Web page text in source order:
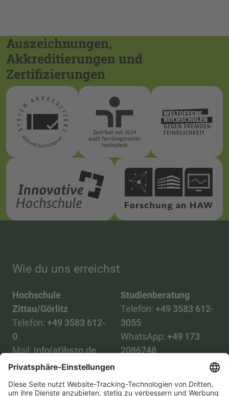
Auszeichnungen,
Akkreditierungen und
Zertifizierungen
Wie du uns erreichst
Hochschule
Zittau/Görlitz
Telefon: +49 3583 612-
0
Mail: info(at)hszg.de
Studienberatung
Telefon: +49 3583 612-
3055
WhatsApp: +49 173
2086748